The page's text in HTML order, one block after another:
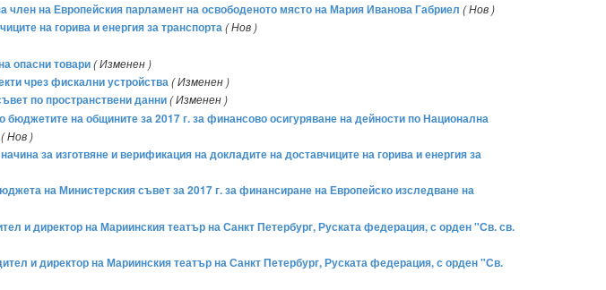
на Европейския парламент на освободеното място на Мария Иванова Габриел ( Нов )
на горива и енергия за транспорта( Нов )
опасни товари( Изменен )
чрез фискални устройства( Изменен )
по пространствени данни( Изменен )
на общините за 2017 г. за финансово осигуряване на дейности по Национална
( Нов )
за изготвяне и верификация на докладите на доставчиците на горива и енергия за
на Министерския съвет за 2017 г. за финансиране на Европейско изследване на
и директор на Мариинския театър на Санкт Петербург, Руската федерация, с орден "Св. св.
и директор на Мариинския театър на Санкт Петербург, Руската федерация, с орден "Св.